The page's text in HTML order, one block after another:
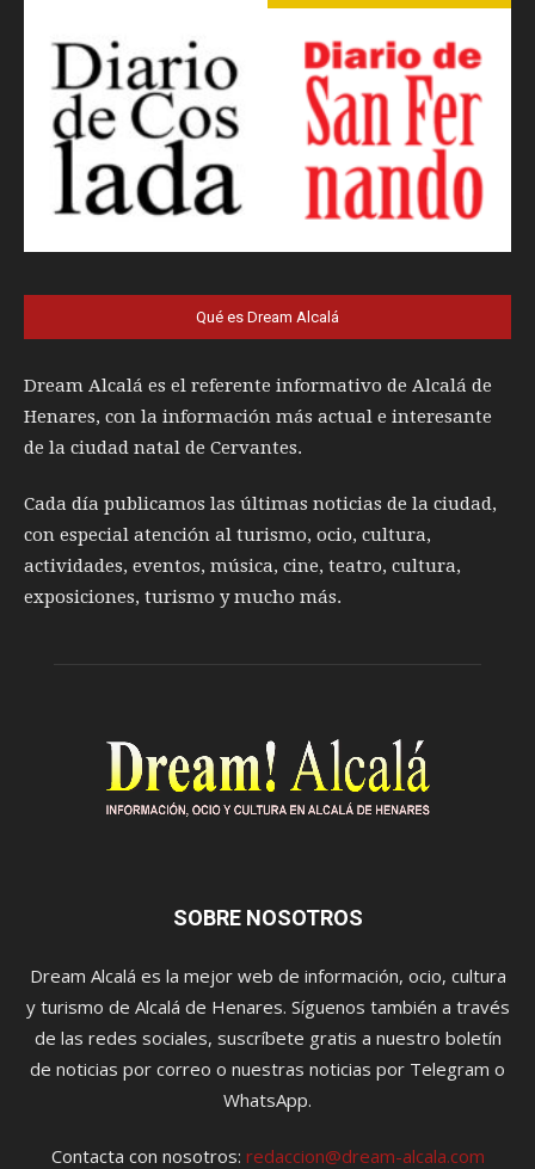
Qué es Dream Alcalá
Dream Alcalá es el referente informativo de Alcalá de
Henares, con la información más actual e interesante
de la ciudad natal de Cervantes.
Cada día publicamos las últimas noticias de la ciudad,
con especial atención al turismo, ocio, cultura,
actividades, eventos, música, cine, teatro, cultura,
exposiciones, turismo y mucho más.
SOBRE NOSOTROS
Dream Alcalá es la mejor web de información, ocio, cultura
y turismo de Alcalá de Henares. Síguenos también a través
de las redes sociales, suscríbete gratis a nuestro boletín
de noticias por correo o nuestras noticias por Telegram o
WhatsApp.
Contacta con nosotros: redaccion@dream-alcala.com